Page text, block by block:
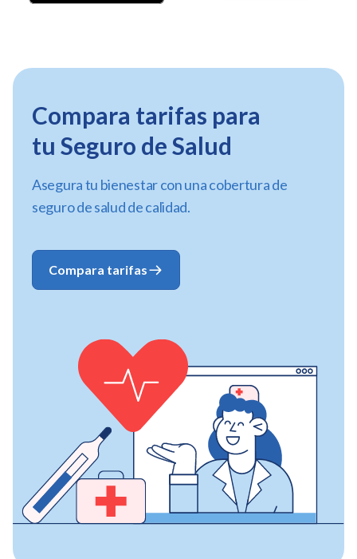
Compara tarifas para
tu Seguro de Salud
Asegura tu bienestar con una cobertura de
seguro de salud de calidad.
Compara tarifas